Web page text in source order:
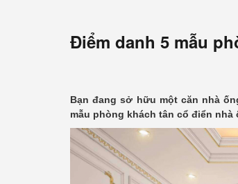
Điểm danh 5 mẫu
Bạn đang sở hữu một căn nhà
mẫu phòng khách tân cổ điển nhà